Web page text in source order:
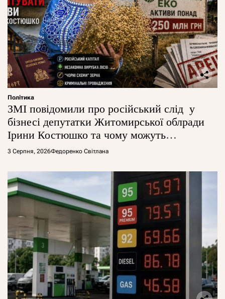
Політика
ЗМІ повідомили про російський слід у
бізнесі депутатки Житомирської облради
Ірини Костюшко та чому можуть
арештувати її активи
3 Серпня, 2026Федоренко Світлана